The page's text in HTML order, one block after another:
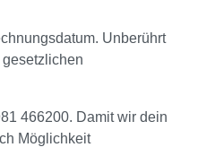
Unberührt
466200. Damit wir dein
Möglichkeit